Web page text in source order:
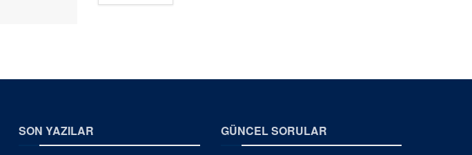
SON YAZILAR GÜNCEL SORULAR